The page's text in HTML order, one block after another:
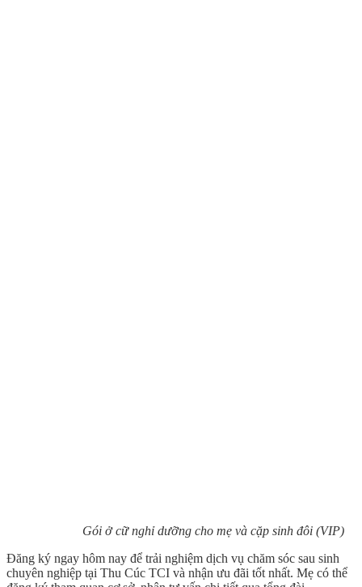
Gói ở cữ nghỉ dưỡng cho mẹ và cặp sinh đôi (VIP)
Đăng ký ngay hôm nay để trải nghiệm dịch vụ chăm sóc sau sinh
chuyên nghiệp tại Thu Cúc TCI và nhận ưu đãi tốt nhất. Mẹ có thể